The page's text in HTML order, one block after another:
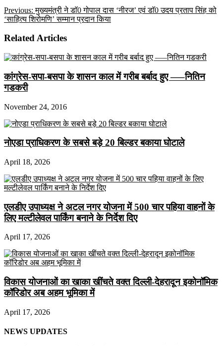
Previous: मुख्यमंत्री ने डाॅ0 गोपाल दास ‘नीरज’ एवं डाॅ0 उदय प्रताप सिंह को
‘साहित्य शिरोमणि’ सम्मान प्रदान किया
Related Articles
कांग्रेस-सपा-बसपा के शासन काल में गरीब बर्बाद हुए —–नितिन
गडकरी
November 24, 2016
नोएडा प्राधिकरण के सबसे बड़े 20 बिल्डर बकाया घोटाले
April 18, 2026
एलडीए उपाध्यक्ष ने अटल नगर योजना में 500 चार पहिया वाहनों के
लिए मल्टीलेवल पार्किंग बनाने के निर्देश दिए
April 17, 2026
विकास योजनाओं का खाका खींचते वक्त दिल्ली-देहरादून इकोनॉमिक
कॉरिडोर अब अहम भूमिका में
April 17, 2026
NEWS UPDATES